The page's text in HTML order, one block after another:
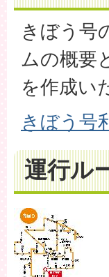
きぼう号
ムの概要
を作成い
きぼう号
運行ル